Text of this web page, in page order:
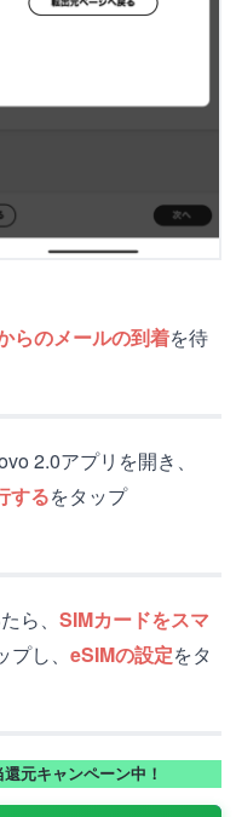
らのメールの到着を待
2.0アプリを開き、
するをタップ
ら、 SIMカードをスマ
し、 eSIMの設定をタ
元キャンペーン中！